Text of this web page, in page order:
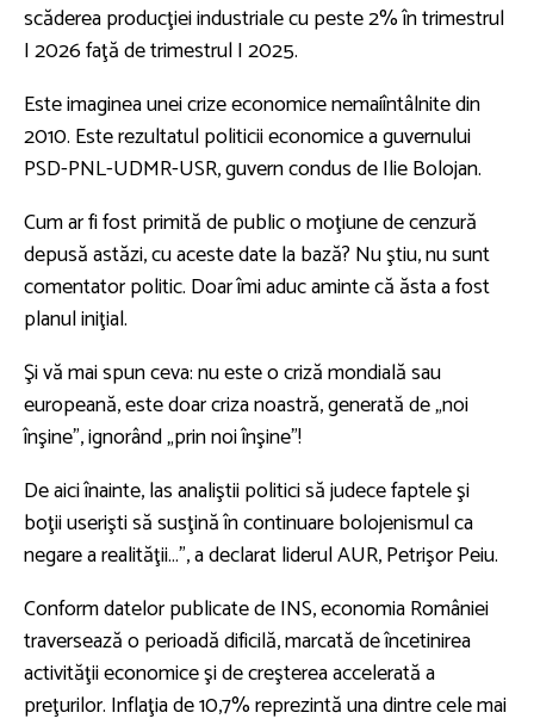
scăderea producţiei industriale cu peste 2% în trimestrul
I 2026 faţă de trimestrul I 2025.
Este imaginea unei crize economice nemaiîntâlnite din
2010. Este rezultatul politicii economice a guvernului
PSD-PNL-UDMR-USR, guvern condus de Ilie Bolojan.
Cum ar fi fost primită de public o moţiune de cenzură
depusă astăzi, cu aceste date la bază? Nu ştiu, nu sunt
comentator politic. Doar îmi aduc aminte că ăsta a fost
planul iniţial.
Şi vă mai spun ceva: nu este o criză mondială sau
europeană, este doar criza noastră, generată de „noi
înşine”, ignorând „prin noi înşine”!
De aici înainte, las analiştii politici să judece faptele şi
boţii userişti să susţină în continuare bolojenismul ca
negare a realităţii…”, a declarat liderul AUR, Petrişor Peiu.
Conform datelor publicate de INS, economia României
traversează o perioadă dificilă, marcată de încetinirea
activităţii economice şi de creşterea accelerată a
preţurilor. Inflaţia de 10,7% reprezintă una dintre cele mai